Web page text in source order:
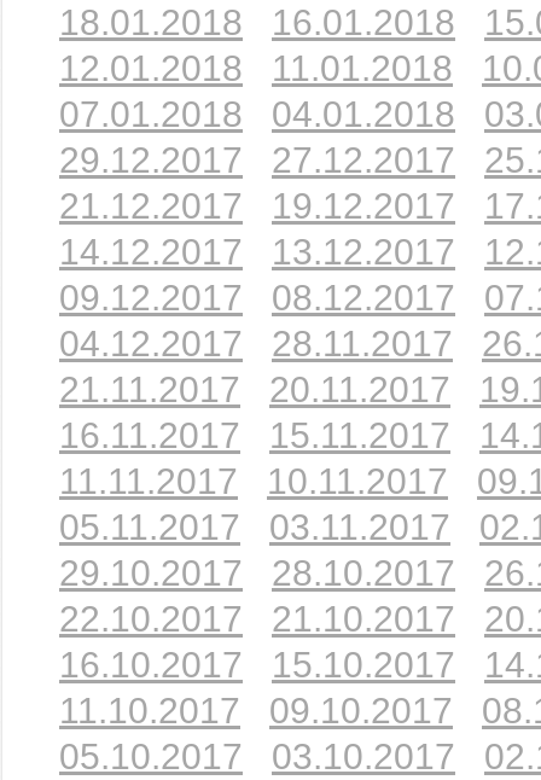
18.01.2018
16.01.2018
12.01.2018
11.01.2018
07.01.2018
04.01.2018
29.12.2017
27.12.2017
21.12.2017
19.12.2017
14.12.2017
13.12.2017
09.12.2017
08.12.2017
04.12.2017
28.11.2017
21.11.2017
20.11.2017
16.11.2017
15.11.2017
11.11.2017
10.11.2017
05.11.2017
03.11.2017
29.10.2017
28.10.2017
22.10.2017
21.10.2017
16.10.2017
15.10.2017
11.10.2017
09.10.2017
05.10.2017
03.10.2017